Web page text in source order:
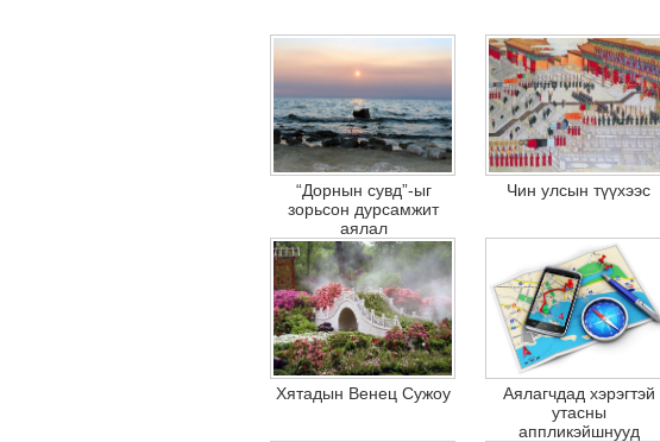
“Дорнын сувд”-ыг
зорьсон дурсамжит
аялал
Чин улсын түүхээс
Хятадын Венец Сужоу
Аялагчдад хэрэгтэй
утасны
аппликэйшнууд